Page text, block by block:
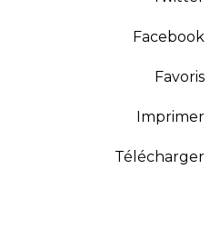
Facebook
Favoris
Imprimer
Télécharger